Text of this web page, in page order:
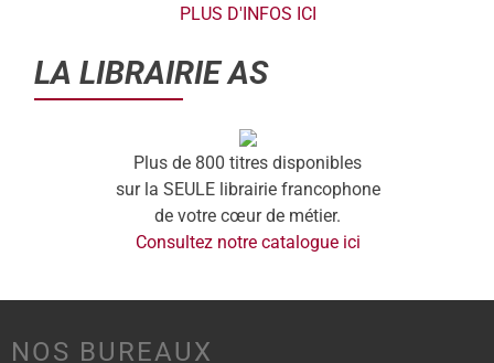
PLUS D'INFOS ICI
LA LIBRAIRIE AS
Plus de 800 titres disponibles
sur la SEULE librairie francophone
de votre cœur de métier.
Consultez notre catalogue ici
NOS BUREAUX